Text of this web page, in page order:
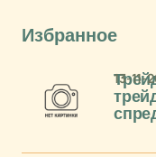
Избранное
13-11-